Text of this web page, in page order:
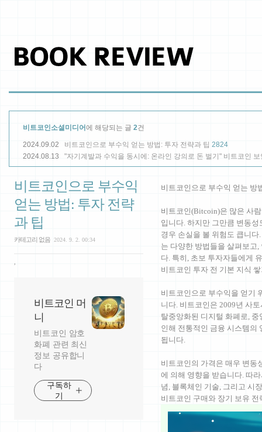
비트코인소셜미디어에 해당되는 글 2건
2024.09.02 비트코인으로 부수익 얻는 방법: 투자 전략과 팁 2824
2024.08.13
"자기계발과 수익을 동시에: 온라인 강의로 돈 벌기" 비트코인 보
비트코인으로 부수익
얻는 방법: 투자 전략
과 팁
카테고리 없음 2024. 9. 2. 00:34
비트코인 머
니
비트코인 암호
화폐 관련 최신
정보 공유합니
다
구독하
기
비트코인으로 부수익 얻는 방
비트코인(Bitcoin)은 많은 사
입니다. 하지만 그만큼 변동
경우 손실을 볼 위험도 큽니
는 다양한 방법들을 살펴보고
다. 특히, 초보 투자자들에게
비트코인 투자 전 기본 지식
비트코인으로 부수익을 얻기
니다. 비트코인은 2009년 사
탈중앙화된 디지털 화폐로,
인해 전통적인 금융 시스템의
됩니다.
비트코인의 가격은 매우 변동
에 의해 영향을 받습니다. 따
념, 블록체인 기술, 그리고 시
비트코인 구매와 장기 보유 전